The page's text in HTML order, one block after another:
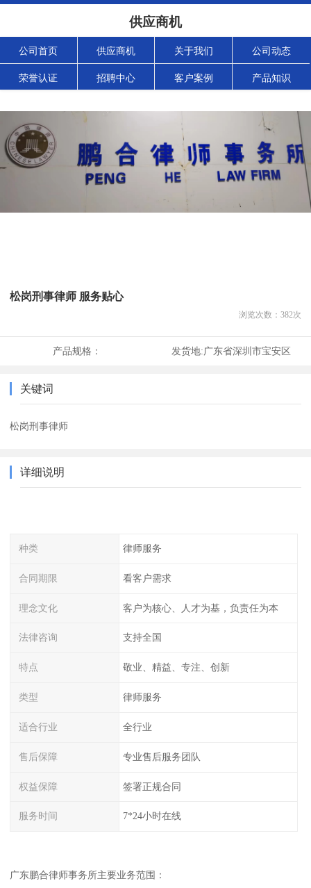
供应商机
公司首页 供应商机 关于我们 公司动态
荣誉认证 招聘中心 客户案例 产品知识
松岗刑事律师 服务贴心
浏览次数： 382次
产品规格： 发货地:广东省深圳市宝安区
关键词
松岗刑事律师
详细说明
种类 律师服务
合同期限 看客户需求
理念文化 客户为核心、人才为基，负责任为本
法律咨询 支持全国
特点 敬业、精益、专注、创新
类型 律师服务
适合行业 全行业
售后保障 专业售后服务团队
权益保障 签署正规合同
服务时间 7*24小时在线
广东鹏合律师事务所主要业务范围：